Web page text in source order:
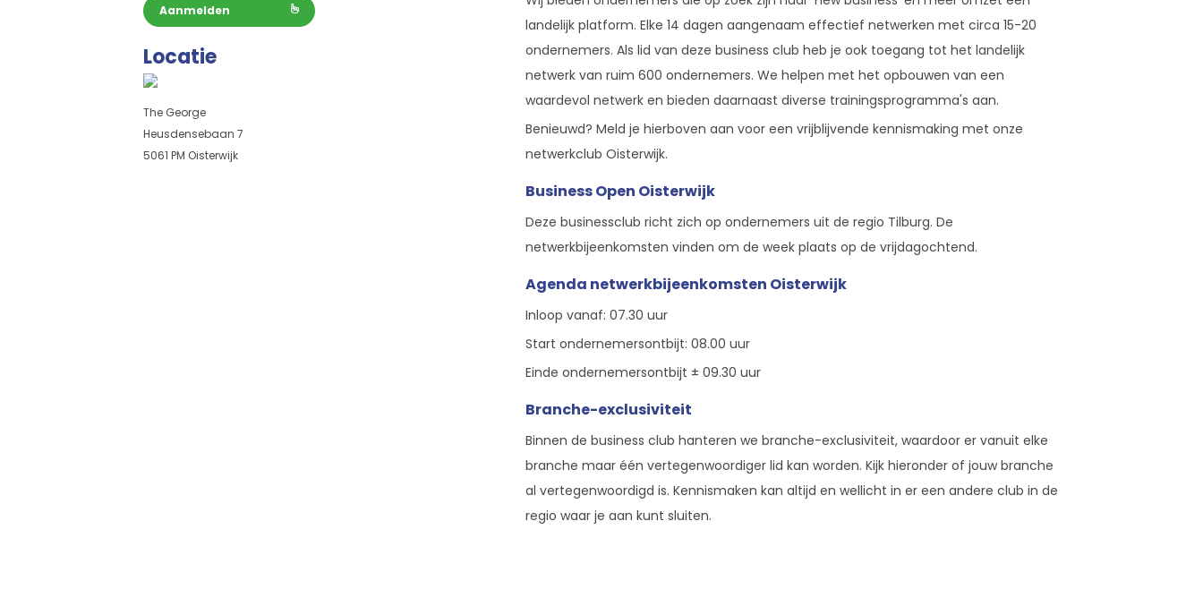
Aanmelden
Locatie
The George
Heusdensebaan 7
5061 PM Oisterwijk
landelijk platform. Elke 14 dagen aangenaam effectief netwerken met circa 15-20
ondernemers. Als lid van deze business club heb je ook toegang tot het landelijk
netwerk van ruim 600 ondernemers. We helpen met het opbouwen van een
waardevol netwerk en bieden daarnaast diverse trainingsprogramma's aan.
Benieuwd? Meld je hierboven aan voor een vrijblijvende kennismaking met onze
netwerkclub Oisterwijk.
Business Open Oisterwijk
Deze businessclub richt zich op ondernemers uit de regio Tilburg. De
netwerkbijeenkomsten vinden om de week plaats op de vrijdagochtend.
Agenda netwerkbijeenkomsten Oisterwijk
Inloop vanaf: 07.30 uur
Start ondernemersontbijt: 08.00 uur
Einde ondernemersontbijt ± 09.30 uur
Branche-exclusiviteit
Binnen de business club hanteren we branche-exclusiviteit, waardoor er vanuit elke
branche maar één vertegenwoordiger lid kan worden. Kijk hieronder of jouw branche
al vertegenwoordigd is. Kennismaken kan altijd en wellicht in er een andere club in de
regio waar je aan kunt sluiten.